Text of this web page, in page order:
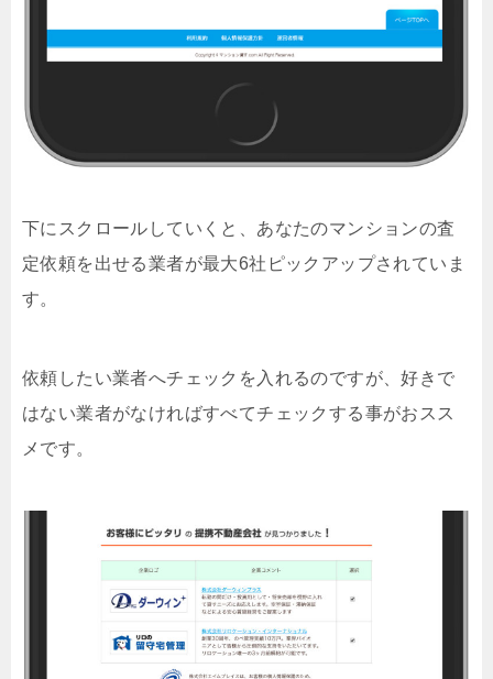
下にスクロールしていくと、あなたのマンションの査
定依頼を出せる業者が最大6社ピックアップされていま
す。
依頼したい業者へチェックを入れるのですが、好きで
はない業者がなければすべてチェックする事がおスス
メです。